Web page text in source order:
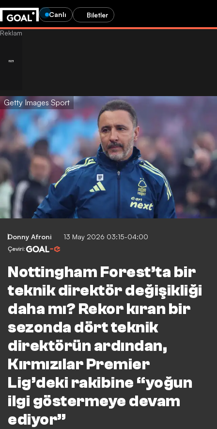
Canlı Biletler
Getty Images Sport
Donny Afroni 13 May 2026 03:15-04:00
Çeviri:
Nottingham Forest’ta bir
teknik direktör değişikliği
daha mı? Rekor kıran bir
sezonda dört teknik
direktörün ardından,
Kırmızılar Premier
Lig’deki rakibine “yoğun
ilgi göstermeye devam
ediyor”